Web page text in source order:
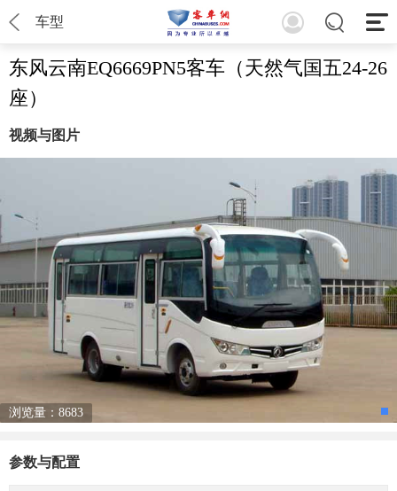
车型
东风云南EQ6669PN5客车（天然气国五24-26
座）
视频与图片
浏览量：8683
参数与配置